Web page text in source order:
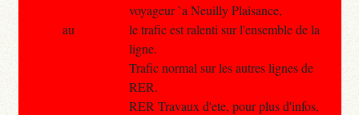
voyageur `a Neuilly Plaisance,
le trafic est ralenti sur l'ensemble de la
ligne.
Trafic normal sur les autres lignes de
RER.
RER Travaux d'ete, pour plus d'infos,
au